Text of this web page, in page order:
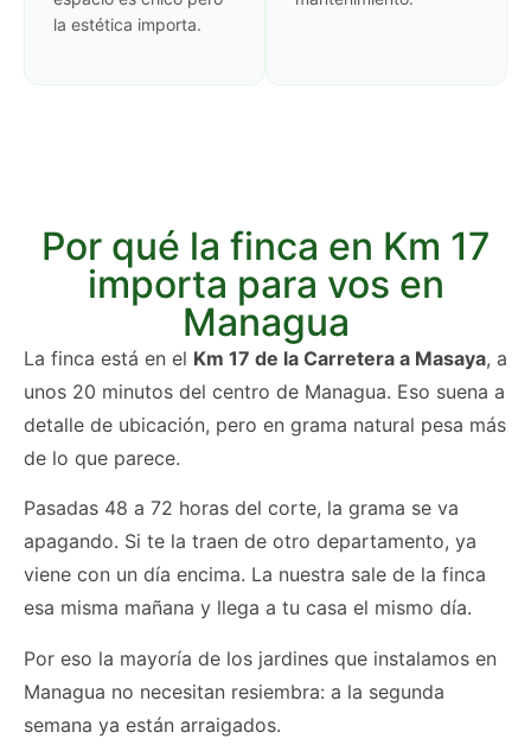
la estética importa.
Por qué la finca en Km 17
importa para vos en
Managua
La finca está en el Km 17 de la Carretera a Masaya, a
unos 20 minutos del centro de Managua. Eso suena a
detalle de ubicación, pero en grama natural pesa más
de lo que parece.
Pasadas 48 a 72 horas del corte, la grama se va
apagando. Si te la traen de otro departamento, ya
viene con un día encima. La nuestra sale de la finca
esa misma mañana y llega a tu casa el mismo día.
Por eso la mayoría de los jardines que instalamos en
Managua no necesitan resiembra: a la segunda
semana ya están arraigados.